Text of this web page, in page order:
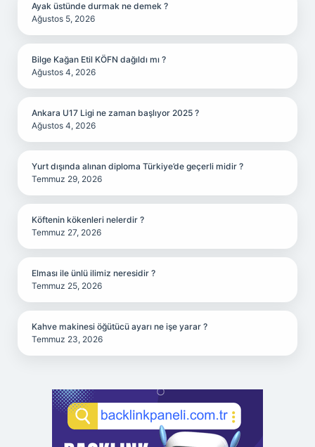
Ayak üstünde durmak ne demek ?
Ağustos 5, 2026
Bilge Kağan Etil KÖFN dağıldı mı ?
Ağustos 4, 2026
Ankara U17 Ligi ne zaman başlıyor 2025 ?
Ağustos 4, 2026
Yurt dışında alınan diploma Türkiye’de geçerli midir ?
Temmuz 29, 2026
Köftenin kökenleri nelerdir ?
Temmuz 27, 2026
Elması ile ünlü ilimiz neresidir ?
Temmuz 25, 2026
Kahve makinesi öğütücü ayarı ne işe yarar ?
Temmuz 23, 2026